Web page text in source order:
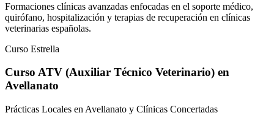
Formaciones clínicas avanzadas enfocadas en el soporte médico,
quirófano, hospitalización y terapias de recuperación en clínicas
veterinarias españolas.
Curso Estrella
Curso ATV (Auxiliar Técnico Veterinario) en
Avellanato
Prácticas Locales en Avellanato y Clínicas Concertadas